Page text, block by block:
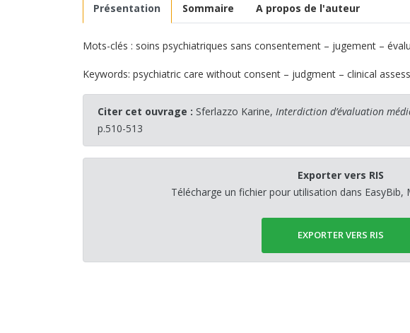
Présentation Sommaire A propos de l'auteur
Mots-clés : soins psychiatriques sans consentement – jugement –
Keywords: psychiatric care without consent – judgment – clinical
Citer cet ouvrage : Sferlazzo Karine, Interdiction d’évaluation
p.510-513
Exporter vers RIS
Télécharge un fichier pour utilisation dans EasyBib,
EXPORTER VERS RIS